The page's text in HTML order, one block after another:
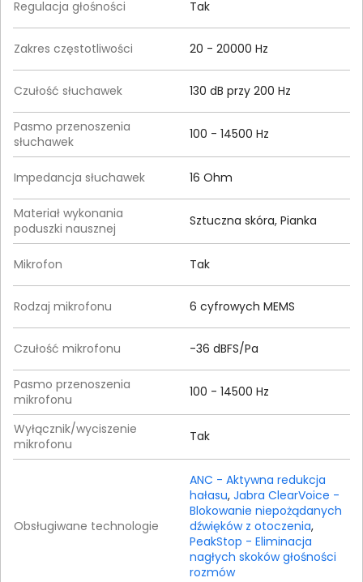
Regulacja głośności Tak
Zakres częstotliwości 20 - 20000 Hz
Czułość słuchawek 130 dB przy 200 Hz
Pasmo przenoszenia
słuchawek
100 - 14500 Hz
Impedancja słuchawek 16 Ohm
Materiał wykonania
poduszki nausznej
Sztuczna skóra, Pianka
Mikrofon Tak
Rodzaj mikrofonu 6 cyfrowych MEMS
Czułość mikrofonu -36 dBFS/Pa
Pasmo przenoszenia
mikrofonu
100 - 14500 Hz
Wyłącznik/wyciszenie
mikrofonu
Tak
Obsługiwane technologie
ANC - Aktywna redukcja
hałasu, Jabra ClearVoice -
Blokowanie niepożądanych
dźwięków z otoczenia,
PeakStop - Eliminacja
nagłych skoków głośności
rozmów